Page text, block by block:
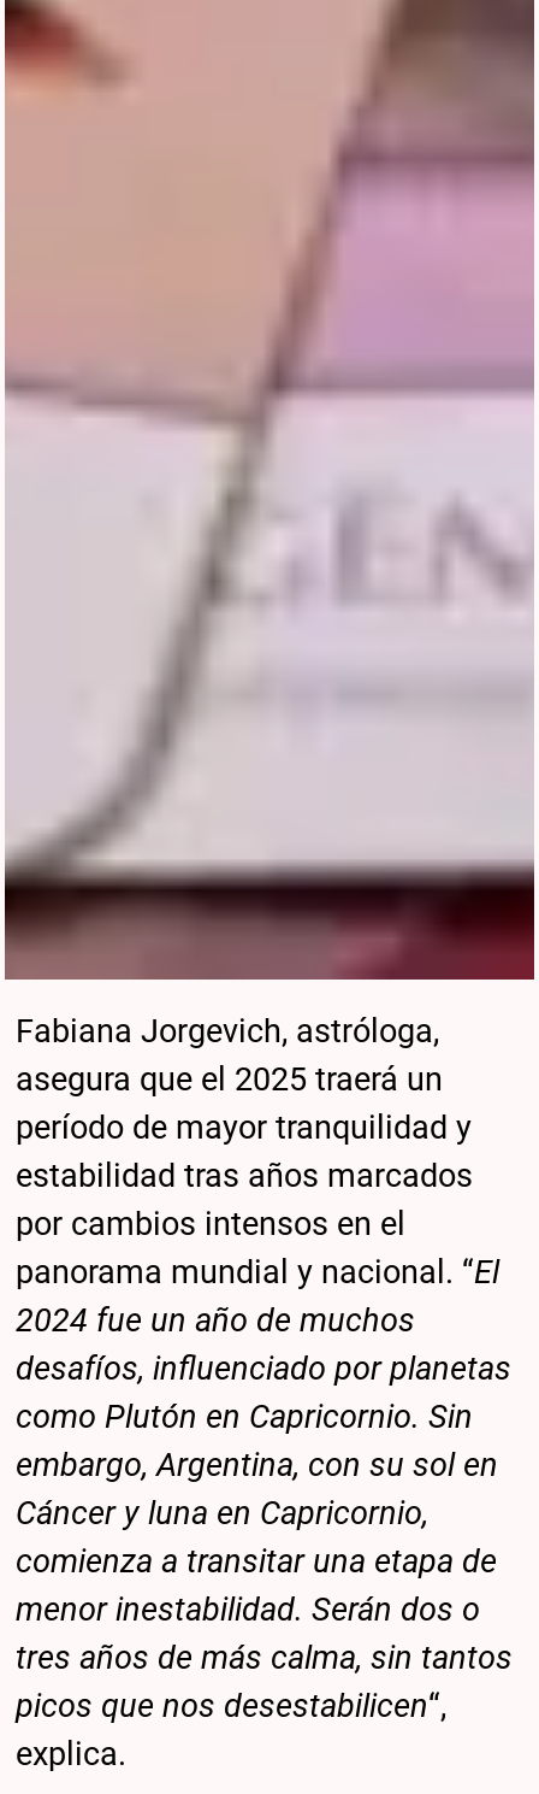
Fabiana Jorgevich, astróloga,
asegura que el 2025 traerá un
período de mayor tranquilidad y
estabilidad tras años marcados
por cambios intensos en el
panorama mundial y nacional. “El
2024 fue un año de muchos
desafíos, influenciado por planetas
como Plutón en Capricornio. Sin
embargo, Argentina, con su sol en
Cáncer y luna en Capricornio,
comienza a transitar una etapa de
menor inestabilidad. Serán dos o
tres años de más calma, sin tantos
picos que nos desestabilicen“,
explica.